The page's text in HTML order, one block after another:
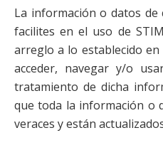
La información o datos
facilites en el uso de
arreglo a lo establecido en
acceder, navegar y/o
tratamiento de dicha
que toda la información o
veraces y están